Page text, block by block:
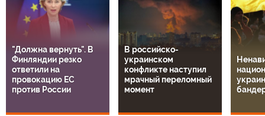
"Должна вернуть". В
Финляндии резко
ответили на
провокацию ЕС
В российско-
украинском
конфликте наступил